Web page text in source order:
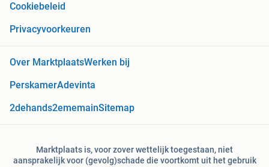
Cookiebeleid
Privacyvoorkeuren
Over MarktplaatsWerken bij
PerskamerAdevinta
2dehands2ememainSitemap
Marktplaats is, voor zover wettelijk toegestaan, niet
aansprakelijk voor (gevolg)schade die voortkomt uit het gebruik